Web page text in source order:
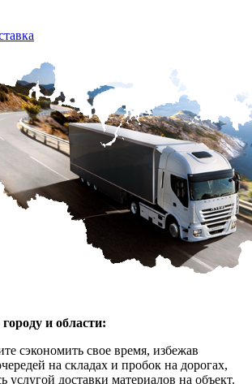
и области:
сэкономить свое время, избежав
на складах и пробок на дорогах,
услугой доставки материалов на объект.